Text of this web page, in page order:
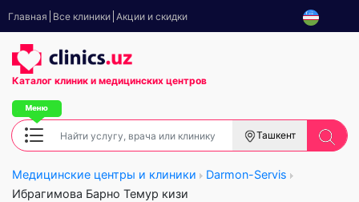
Главная Все клиники Акции и скидки
Каталог клиник и медицинских центров
Ташкент
Медицинские центры и клиники
Darmon-Servis
Ибрагимова Барно Темур кизи